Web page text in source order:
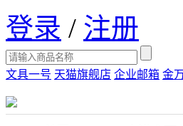
登录 / 注册
文具一号 天猫旗舰店 企业邮箱 金